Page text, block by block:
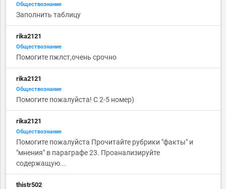
Обществознание
Заполнить таблицу
rika2121
Обществознание
Помогите пжлст,очень срочно
rika2121
Обществознание
Помогите пожалуйста! С 2-5 номер)
rika2121
Обществознание
Помогите пожалуйста Прочитайте рубрики "факты" и
"мнения" в параграфе 23. Проанализируйте
содержащую...
thistr502